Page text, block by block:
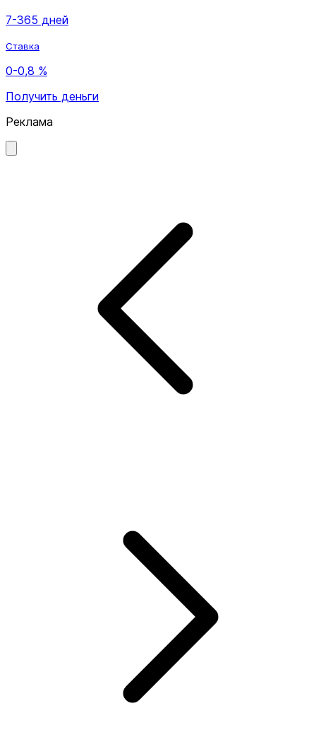
7-365 дней
Ставка
0-0,8 %
Получить деньги
Реклама